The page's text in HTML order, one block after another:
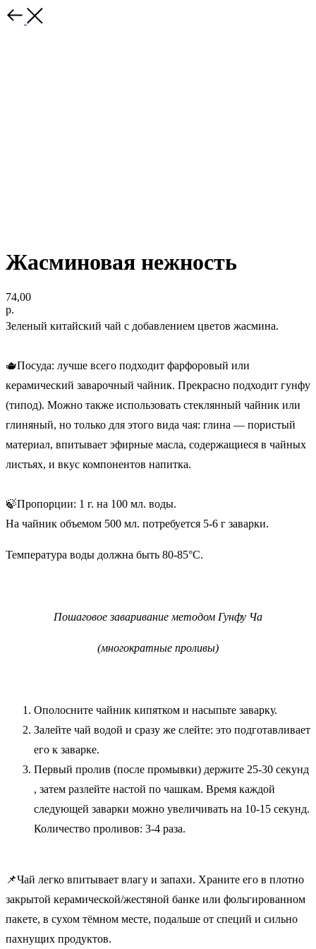
Жасминовая нежность
74,00
р.
Зеленый китайский чай с добавлением цветов жасмина.
🫖Посуда: лучше всего подходит фарфоровый или
керамический заварочный чайник. Прекрасно подходит гунфу
(типод). Можно также использовать стеклянный чайник или
глиняный, но только для этого вида чая: глина — пористый
материал, впитывает эфирные масла, содержащиеся в чайных
листьях, и вкус компонентов напитка.
🍃Пропорции: 1 г. на 100 мл. воды.
На чайник объемом 500 мл. потребуется 5-6 г заварки.
Температура воды должна быть 80-85°C.
Пошаговое заваривание методом Гунфу Ча
(многократные проливы)
Ополосните чайник кипятком и насыпьте заварку.
Залейте чай водой и сразу же слейте: это подготавливает
его к заварке.
Первый пролив (после промывки) держите 25-30 секунд
, затем разлейте настой по чашкам. Время каждой
следующей заварки можно увеличивать на 10-15 секунд.
Количество проливов: 3-4 раза.
📌Чай легко впитывает влагу и запахи. Храните его в плотно
закрытой керамической/жестяной банке или фольгированном
пакете, в сухом тёмном месте, подальше от специй и сильно
пахнущих продуктов.